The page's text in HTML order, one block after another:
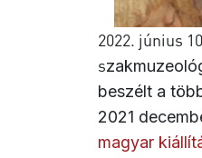
2022. június
s
beszélt a
2021
magyar